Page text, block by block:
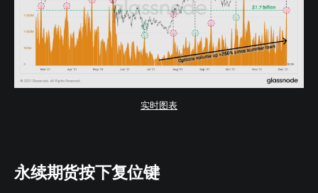
实时图表
永续期货按下复位键